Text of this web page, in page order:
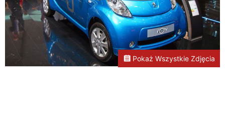
Pokaż Wszystkie Zdjęcia